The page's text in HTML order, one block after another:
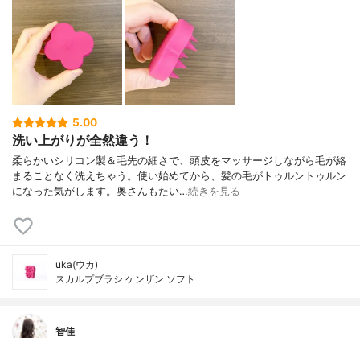
5.00
洗い上がりが全然違う！
柔らかいシリコン製＆毛先の細さで、頭皮をマッサージしながら毛が絡
まることなく洗えちゃう。使い始めてから、髪の毛がトゥルントゥルン
になった気がします。奥さんもたい…続きを見る
uka(ウカ)
スカルプブラシ ケンザン ソフト
智佳